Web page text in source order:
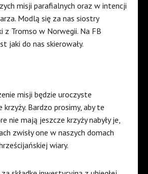
misji parafialnych oraz w intencji
Modlą się za nas siostry
z Tromso w Norwegii. Na FB
jaki do nas skierowały.
misji będzie uroczyste
krzyży. Bardzo prosimy, aby te
nie mają jeszcze krzyży nabyły je,
zwisły one w naszych domach
wiary.